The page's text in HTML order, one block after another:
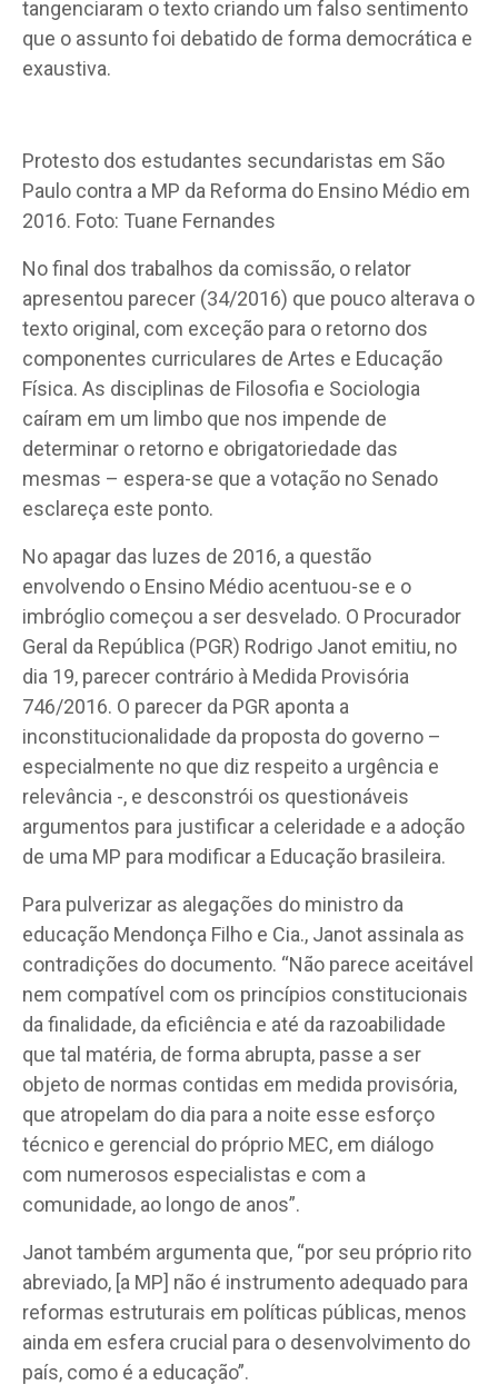
tangenciaram o texto criando um falso sentimento
que o assunto foi debatido de forma democrática e
exaustiva.
Protesto dos estudantes secundaristas em São
Paulo contra a MP da Reforma do Ensino Médio em
2016. Foto: Tuane Fernandes
No final dos trabalhos da comissão, o relator
apresentou parecer (34/2016) que pouco alterava o
texto original, com exceção para o retorno dos
componentes curriculares de Artes e Educação
Física. As disciplinas de Filosofia e Sociologia
caíram em um limbo que nos impende de
determinar o retorno e obrigatoriedade das
mesmas – espera-se que a votação no Senado
esclareça este ponto.
No apagar das luzes de 2016, a questão
envolvendo o Ensino Médio acentuou-se e o
imbróglio começou a ser desvelado. O Procurador
Geral da República (PGR) Rodrigo Janot emitiu, no
dia 19, parecer contrário à Medida Provisória
746/2016. O parecer da PGR aponta a
inconstitucionalidade da proposta do governo –
especialmente no que diz respeito a urgência e
relevância -, e desconstrói os questionáveis
argumentos para justificar a celeridade e a adoção
de uma MP para modificar a Educação brasileira.
Para pulverizar as alegações do ministro da
educação Mendonça Filho e Cia., Janot assinala as
contradições do documento. “Não parece aceitável
nem compatível com os princípios constitucionais
da finalidade, da eficiência e até da razoabilidade
que tal matéria, de forma abrupta, passe a ser
objeto de normas contidas em medida provisória,
que atropelam do dia para a noite esse esforço
técnico e gerencial do próprio MEC, em diálogo
com numerosos especialistas e com a
comunidade, ao longo de anos”.
Janot também argumenta que, “por seu próprio rito
abreviado, [a MP] não é instrumento adequado para
reformas estruturais em políticas públicas, menos
ainda em esfera crucial para o desenvolvimento do
país, como é a educação”.